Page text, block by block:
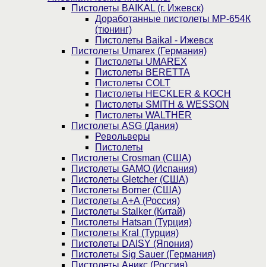
Пистолеты BAIKAL (г. Ижевск)
Доработанные пистолеты МР-654К
(тюнинг)
Пистолеты Baikal - Ижевск
Пистолеты Umarex (Германия)
Пистолеты UMAREX
Пистолеты BERETTA
Пистолеты COLT
Пистолеты HECKLER & KOCH
Пистолеты SMITH & WESSON
Пистолеты WALTHER
Пистолеты ASG (Дания)
Револьверы
Пистолеты
Пистолеты Crosman (США)
Пистолеты GAMO (Испания)
Пистолеты Gletcher (США)
Пистолеты Borner (США)
Пистолеты А+А (Россия)
Пистолеты Stalker (Китай)
Пистолеты Hatsan (Турция)
Пистолеты Kral (Турция)
Пистолеты DAISY (Япония)
Пистолеты Sig Sauer (Германия)